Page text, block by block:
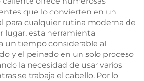
que lo convierten en un
para cualquier rutina moderna de
lugar, esta herramienta
un tiempo considerable al
y el peinado en un solo proceso
la necesidad de usar varios
se trabaja el cabello. Por lo